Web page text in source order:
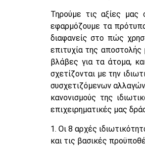
Τηρούμε τις αξίες μας
εφαρμόζουμε τα
διαφανείς στο πώς
επιτυχία της
βλάβες για τα άτομα,
σχετίζονται με την
συσχετιζόμενων
κανονισμούς της
επιχειρηματικές μας
1. Οι 8 αρχές
και τις βασικές